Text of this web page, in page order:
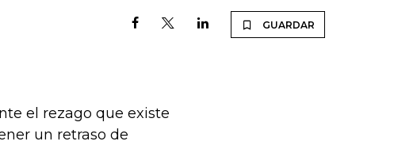
GUARDAR
el rezago que existe
un retraso de